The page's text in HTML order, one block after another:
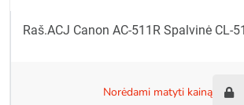
Raš.ACJ Canon AC-511R Spalvinė CL-
norėdami matyti kainą